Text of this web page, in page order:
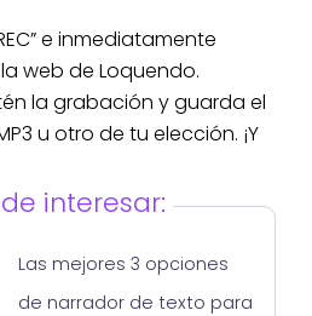
e inmediatamente
web de Loquendo.
la grabación y guarda el
u otro de tu elección. ¡Y
interesar:
Las mejores 3 opciones
de narrador de texto para